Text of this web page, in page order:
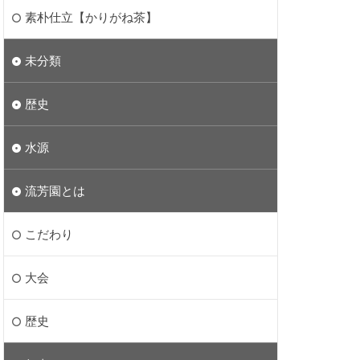
素朴仕立【かりがね茶】
未分類
歴史
水源
流芳園とは
こだわり
大会
歴史